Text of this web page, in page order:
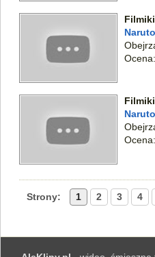
Strony: 1 2 3 4